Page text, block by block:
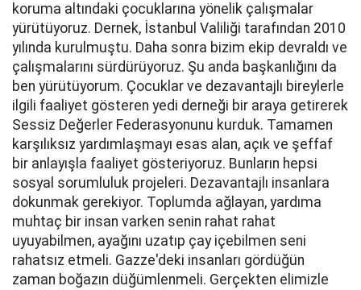
koruma altındaki çocuklarına yönelik çalışmalar
yürütüyoruz. Dernek, İstanbul Valiliği tarafından 2010
yılında kurulmuştu. Daha sonra bizim ekip devraldı ve
çalışmalarını sürdürüyoruz. Şu anda başkanlığını da
ben yürütüyorum. Çocuklar ve dezavantajlı bireylerle
ilgili faaliyet gösteren yedi derneği bir araya getirerek
Sessiz Değerler Federasyonunu kurduk. Tamamen
karşılıksız yardımlaşmayı esas alan, açık ve şeffaf
bir anlayışla faaliyet gösteriyoruz. Bunların hepsi
sosyal sorumluluk projeleri. Dezavantajlı insanlara
dokunmak gerekiyor. Toplumda ağlayan, yardıma
muhtaç bir insan varken senin rahat rahat
uyuyabilmen, ayağını uzatıp çay içebilmen seni
rahatsız etmeli. Gazze'deki insanları gördüğün
zaman boğazın düğümlenmeli. Gerçekten elimizle